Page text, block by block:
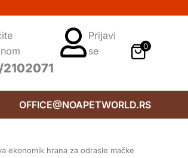
Prijavi
se
0
OFFICE@NOAPETWORLD.RS
ekonomik hrana za odrasle mačke